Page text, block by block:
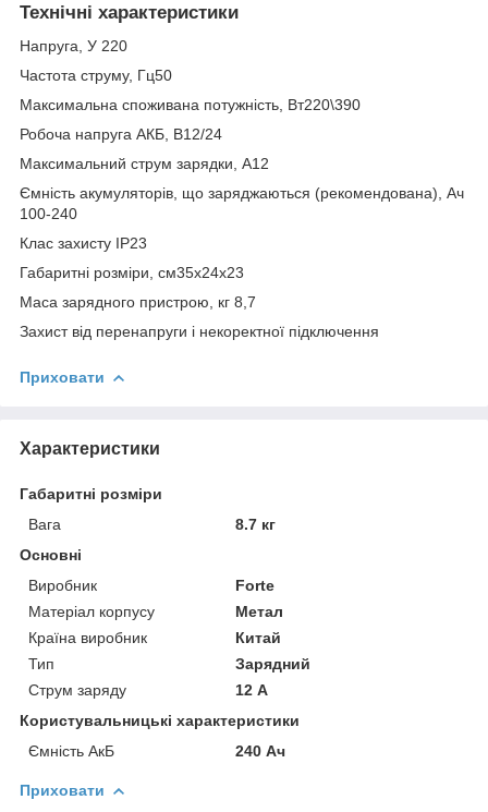
Технічні характеристики
Напруга, У 220
Частота струму, Гц50
Максимальна споживана потужність, Вт220\390
Робоча напруга АКБ, В12/24
Максимальний струм зарядки, А12
Ємність акумуляторів, що заряджаються (рекомендована), Ач
100-240
Клас захисту IP23
Габаритні розміри, см35х24х23
Маса зарядного пристрою, кг 8,7
Захист від перенапруги і некоректної підключення
Приховати
Характеристики
Габаритні розміри
Вага
8.7 кг
Основні
Виробник
Forte
Матеріал корпусу
Метал
Країна виробник
Китай
Тип
Зарядний
Струм заряду
12 А
Користувальницькі характеристики
Ємність АкБ
240 Ач
Приховати